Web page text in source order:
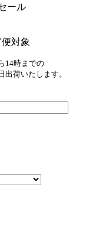
ール
対象
14時までの
出荷いたします。